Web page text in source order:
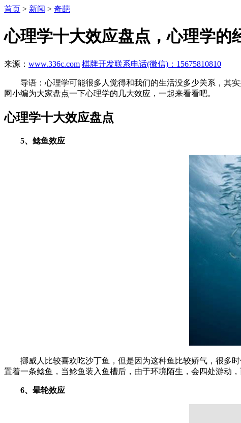
首页 > 新闻 > 奇葩
心理学十大效应盘点，心理学的
来源： www.336c.com 棋牌开发联系电话(微信)：15675810810
导语：心理学可能很多人觉得和我们的生活没多少关系，其实
网小编为大家盘点一下心理学的几大效应，一起来看看吧。
心理学十大效应盘点
5、鲶鱼效应
挪威人比较喜欢吃沙丁鱼，但是因为这种鱼比较娇气，很多时
置着一条鲶鱼，当鲶鱼装入鱼槽后，由于环境陌生，会四处游动
6、晕轮效应